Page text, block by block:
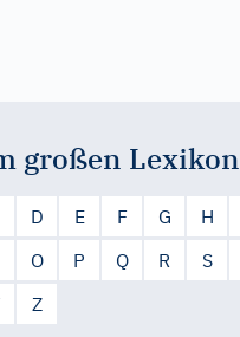
großen Lexikon
D E F G H
O P Q R S
Z